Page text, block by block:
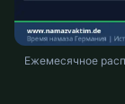
Ежемесячное